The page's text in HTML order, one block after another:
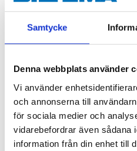
Samtycke
Denna webbplats använder
Vi använder
och annonserna till
för sociala medier och
vidarebefordrar även sådana
information från din enhet till
Luminosity
Luminosity
Operating temperature